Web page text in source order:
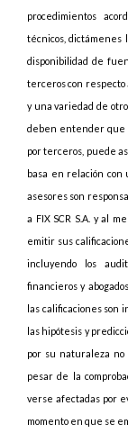
procedimientos
técnicos, dictámenes
disponibilidad de
terceros con
y una variedad de
deben entender que
por terceros, puede
basa en relación con
asesores son
a FIX SCR S.A. y al
emitir sus
incluyendo los
financieros y
las calificaciones
las hipótesis y
por su naturaleza no
pesar de la
verse afectadas por
momento en que se